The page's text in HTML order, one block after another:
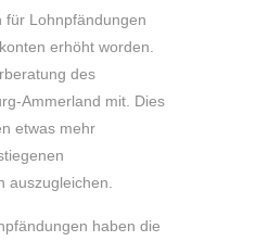
für Lohnpfändungen
erhöht worden.
des
Ammerland mit. Dies
etwas mehr
auszugleichen.
haben die